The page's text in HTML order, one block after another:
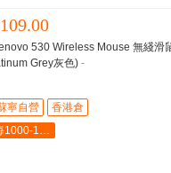
109.00
530 Wireless Mouse 無綫滑
Grey灰色) -
寧自營
香港倉
每1000-100最多-5000